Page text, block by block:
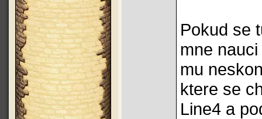
Pokud se
mne
mu
ktere se
Line4 a